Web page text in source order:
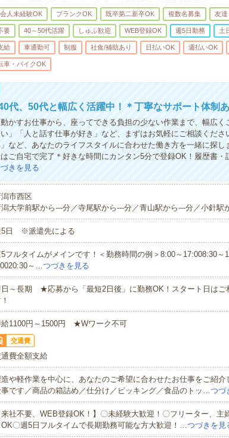
人未経験OK ブランクOK 既卒第二新卒OK 複数名募集 友達
要 40～50代活躍 しゅふ歓迎 WEB登録OK 週5日勤務 土
給 車通勤可 制服 社食/補助あり 日払いOK 週払いOK
車・バイクOK
代、50代と幅広く活躍中！＊丁寧なサポート体制
かすお仕事から、座ってできる負担の少ない作業まで、幅広く
」「人と話す仕事が好き」など、まずはお気軽にご相談くださ
など、あなたのライフスタイルに合わせた働き方を一緒に探し
ご自宅で完了＊好きな時間にカンタン5分で登録OK！履歴書・
きを見る
潟市西区
潟大学前駅から---分／寺尾駅から---分／青山駅から---分／小針駅
5日 ※派遣先による
フルタイムがメインです！＜勤務時間の例＞8:00～17:008:30～
～…つづきを見る
日～長期 ★応募から「最短2日後」に勤務OK！スタート日は
給1100円～1500円 ★Wワーク不可
交通費
費全額支給
や軽作業を中心に、あなたのご希望に合わせたお仕事をご紹
です／商品の箱詰め／仕分け／ピッキング／食品のトッ…つづ
来社不要、WEB登録OK！】〇未経験大歓迎！〇フリーター、
OK〇週5日フルタイムで長期勤務可能な方大歓迎！…つづきを見